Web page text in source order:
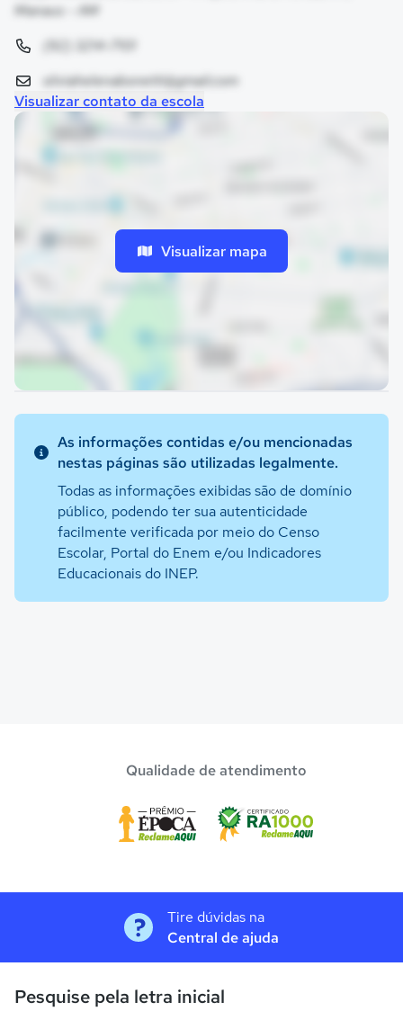
Manaus - AM
(92) 3214-7101
silviahelenabonetti@gmail.com
Visualizar contato da escola
Visualizar mapa
As informações contidas e/ou mencionadas
nestas páginas são utilizadas legalmente.
Todas as informações exibidas são de domínio
público, podendo ter sua autenticidade
facilmente verificada por meio do Censo
Escolar, Portal do Enem e/ou Indicadores
Educacionais do INEP.
Qualidade de atendimento
Tire dúvidas na
Central de ajuda
Pesquise pela letra inicial